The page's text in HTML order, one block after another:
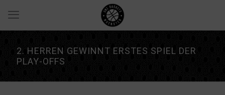
2. HERREN GEWINNT ERSTES SPIEL DER
PLAY-OFFS